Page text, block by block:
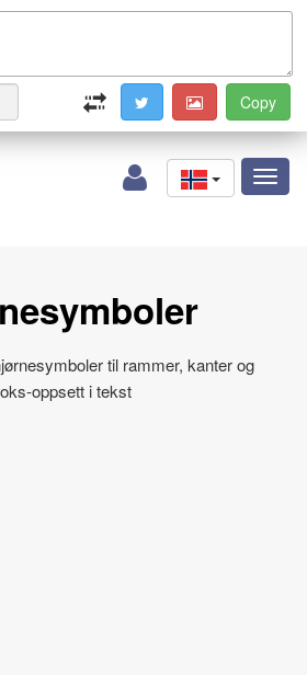
til rammer, kanter og
i tekst